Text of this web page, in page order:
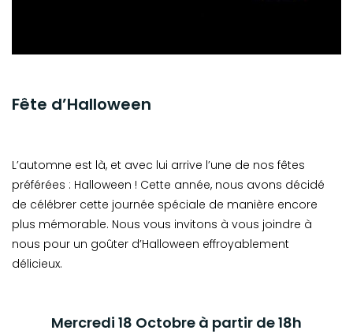
Fête d’Halloween
L’automne est là, et avec lui arrive l’une de nos fêtes
préférées : Halloween ! Cette année, nous avons décidé
de célébrer cette journée spéciale de manière encore
plus mémorable. Nous vous invitons à vous joindre à
nous pour un goûter d’Halloween effroyablement
délicieux.
Mercredi 18 Octobre à partir de 18h